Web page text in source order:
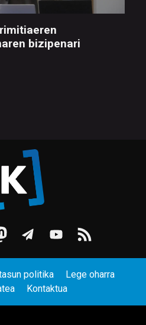
bizipenari
politika
Lege oharra
Kontaktua